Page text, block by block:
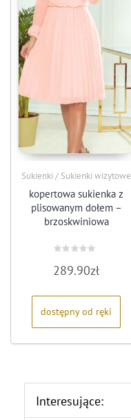
Sukienki / Sukienki wizytowe
kopertowa sukienka z
plisowanym dołem –
brzoskwiniowa
0
na
289.90zł
dostępny od ręki
Interesujące: